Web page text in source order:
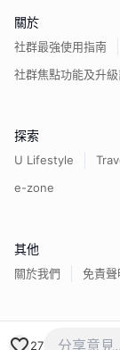
27
關於
社群最強使用指南
社群焦點功能及升
探索
U Lifestyle
e-zone
其他
關於我們 免責聲
香港經濟日報版權所